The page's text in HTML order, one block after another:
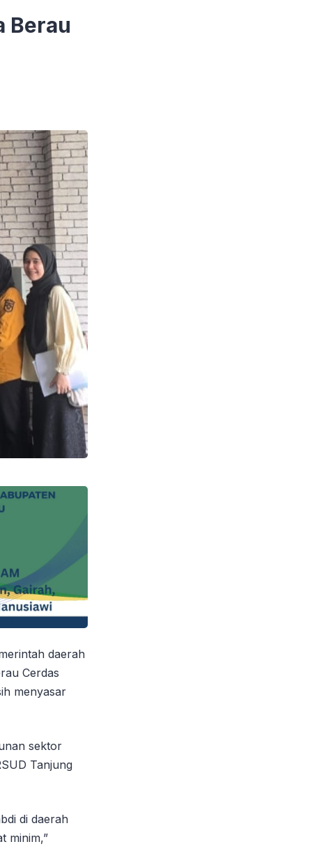
Berau
daerah
Cerdas
menyasar
sektor
Tanjung
di daerah
minim,”